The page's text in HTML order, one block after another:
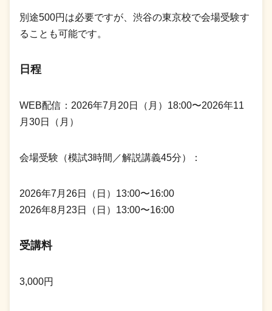
別途500円は必要ですが、渋谷の東京校で会場受験す
ることも可能です。
日程
WEB配信：2026年7月20日（月）18:00〜2026年11
月30日（月）
会場受験（模試3時間／解説講義45分）：
2026年7月26日（日）13:00〜16:00
2026年8月23日（日）13:00〜16:00
受講料
3,000円